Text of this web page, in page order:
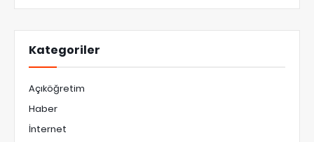
Kategoriler
Açıköğretim
Haber
İnternet